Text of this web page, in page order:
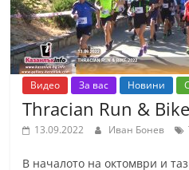
Видео За вас Новини
Thracian Run &
13.09.2022 Иван Бонев
В началото на октомври и